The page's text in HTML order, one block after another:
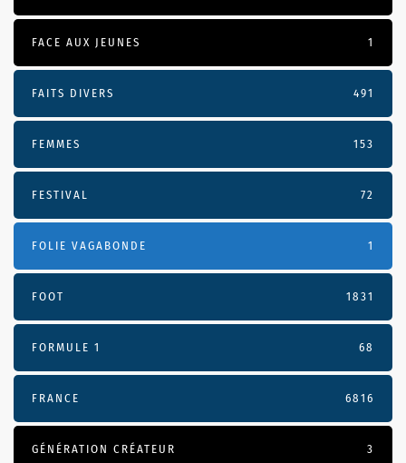
FACE AUX JEUNES 1
FAITS DIVERS 491
FEMMES 153
FESTIVAL 72
FOLIE VAGABONDE 1
FOOT 1831
FORMULE 1 68
FRANCE 6816
GÉNÉRATION CRÉATEUR 3